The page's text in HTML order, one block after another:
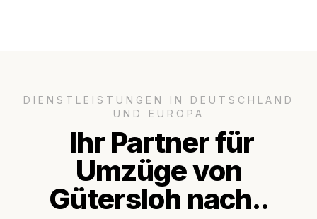
DIENSTLEISTUNGEN IN DEUTSCHLAND
UND EUROPA
Ihr Partner für
Umzüge von
Gütersloh nach..